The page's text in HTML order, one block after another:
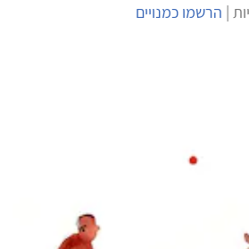
הרשמו כמנויים